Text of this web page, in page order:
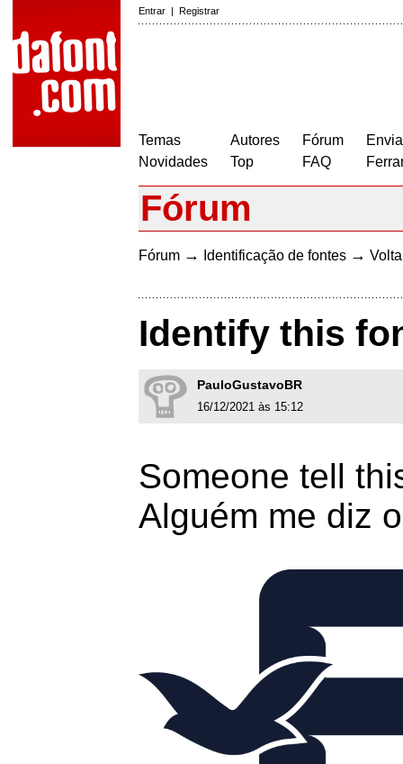
Entrar | Registrar
Temas
Novidades
Autores
Top
Fórum
FAQ
Fórum
Fórum → Identificação de fontes →
Identify this
PauloGustavoBR
16/12/2021 às 15:12
Someone tell
Alguém me diz